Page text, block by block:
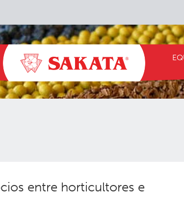
entre horticultores e